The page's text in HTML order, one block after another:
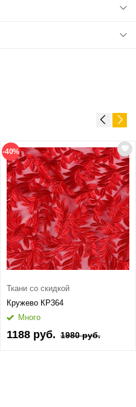
-40%
Ткани со скидкой
Кружево КР364
Много
1188 руб. 1980 руб.